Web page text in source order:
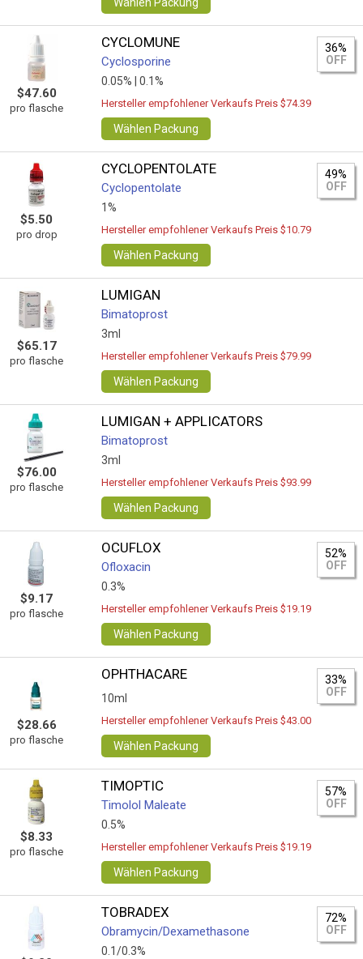
$47.60
pro flasche
CYCLOMUNE
Cyclosporine
0.05% | 0.1%
36%
OFF
Hersteller empfohlener Verkaufs Preis $74.39
Wählen Packung
$5.50
pro drop
CYCLOPENTOLATE
Cyclopentolate
1%
49%
OFF
Hersteller empfohlener Verkaufs Preis $10.79
Wählen Packung
$65.17
pro flasche
LUMIGAN
Bimatoprost
3ml
Hersteller empfohlener Verkaufs Preis $79.99
Wählen Packung
$76.00
pro flasche
LUMIGAN + APPLICATORS
Bimatoprost
3ml
Hersteller empfohlener Verkaufs Preis $93.99
Wählen Packung
$9.17
pro flasche
OCUFLOX
Ofloxacin
0.3%
52%
OFF
Hersteller empfohlener Verkaufs Preis $19.19
Wählen Packung
$28.66
pro flasche
OPHTHACARE
10ml
33%
OFF
Hersteller empfohlener Verkaufs Preis $43.00
Wählen Packung
$8.33
pro flasche
TIMOPTIC
Timolol Maleate
0.5%
57%
OFF
Hersteller empfohlener Verkaufs Preis $19.19
Wählen Packung
TOBRADEX
Obramycin/Dexamethasone
0.1/0.3%
72%
OFF